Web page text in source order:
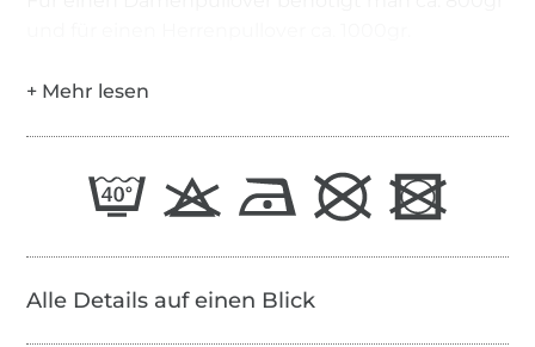
Alle Details auf einen Blick